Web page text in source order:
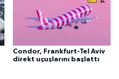
Condor, Frankfurt-Tel Aviv
direkt uçuşlarını başlattı